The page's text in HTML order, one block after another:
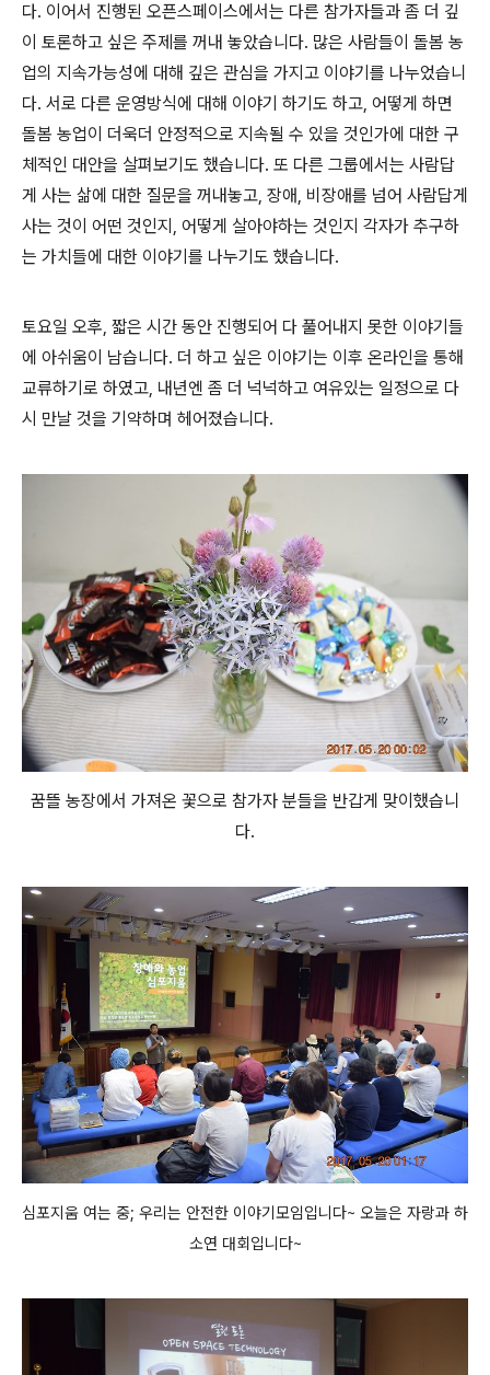
다. 이어서 진행된 오픈스페이스에서는 다른 참가자들과 좀 더 깊
이 토론하고 싶은 주제를 꺼내 놓았습니다. 많은 사람들이 돌봄 농
업의 지속가능성에 대해 깊은 관심을 가지고 이야기를 나누었습니
다. 서로 다른 운영방식에 대해 이야기 하기도 하고, 어떻게 하면
돌봄 농업이 더욱더 안정적으로 지속될 수 있을 것인가에 대한 구
체적인 대안을 살펴보기도 했습니다. 또 다른 그룹에서는 사람답
게 사는 삶에 대한 질문을 꺼내놓고, 장애, 비장애를 넘어 사람답게
사는 것이 어떤 것인지, 어떻게 살아야하는 것인지 각자가 추구하
는 가치들에 대한 이야기를 나누기도 했습니다.
토요일 오후, 짧은 시간 동안 진행되어 다 풀어내지 못한 이야기들
에 아쉬움이 남습니다. 더 하고 싶은 이야기는 이후 온라인을 통해
교류하기로 하였고, 내년엔 좀 더 넉넉하고 여유있는 일정으로 다
시 만날 것을 기약하며 헤어졌습니다.
꿈뜰 농장에서 가져온 꽃으로 참가자 분들을 반갑게 맞이했습니
다.
심포지움 여는 중; 우리는 안전한 이야기모임입니다~ 오늘은 자랑과 하
소연 대회입니다~